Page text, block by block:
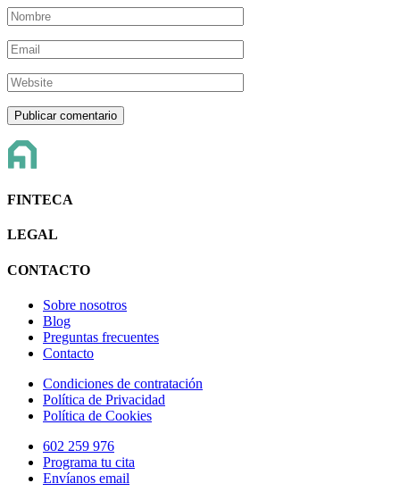
FINTECA
LEGAL
CONTACTO
Sobre nosotros
Blog
Preguntas frecuentes
Contacto
Condiciones de contratación
Política de Privacidad
Política de Cookies
602 259 976
Programa tu cita
Envíanos email